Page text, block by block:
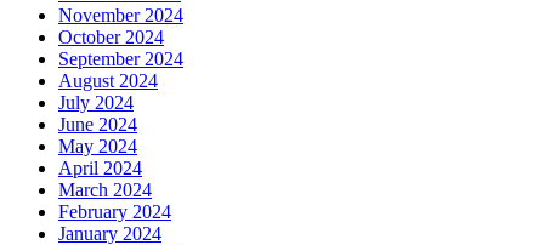
November 2024
October 2024
September 2024
August 2024
July 2024
June 2024
May 2024
April 2024
March 2024
February 2024
January 2024